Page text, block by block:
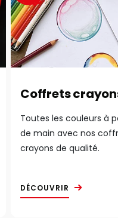
Coffrets
Toutes les couleurs à
de main avec nos
crayons de qualité.
DÉCOUVRIR